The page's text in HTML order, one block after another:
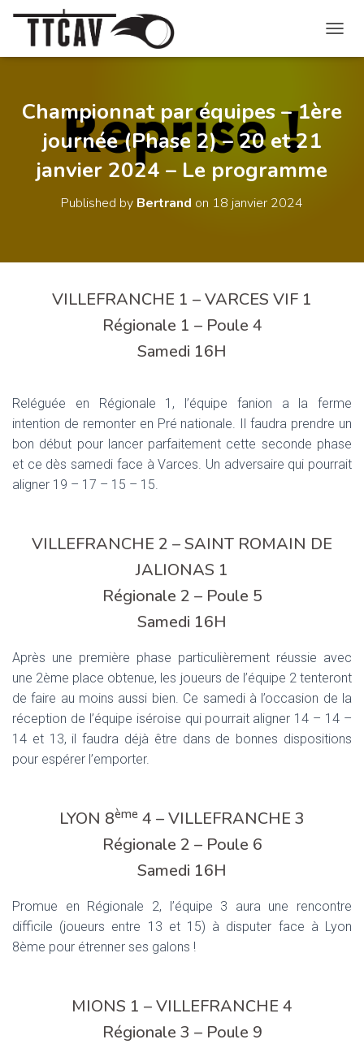
U
R
N
Championnat par équipes – 1ère
journée (Phase 2) – 20 et 21
janvier 2024 – Le programme
Published by Bertrand on 18 janvier 2024
VILLEFRANCHE 1 – VARCES VIF 1
Régionale 1 – Poule 4
Samedi 16H
Reléguée en Régionale 1, l’équipe fanion a la ferme
intention de remonter en Pré nationale. Il faudra prendre un
bon début pour lancer parfaitement cette seconde phase
et ce dès samedi face à Varces. Un adversaire qui pourrait
aligner 19 – 17 – 15 – 15.
VILLEFRANCHE 2 – SAINT ROMAIN DE
JALIONAS 1
Régionale 2 – Poule 5
Samedi 16H
Après une première phase particulièrement réussie avec
une 2ème place obtenue, les joueurs de l’équipe 2 tenteront
de faire au moins aussi bien. Ce samedi à l’occasion de la
réception de l’équipe iséroise qui pourrait aligner 14 – 14 –
14 et 13, il faudra déjà être dans de bonnes dispositions
pour espérer l’emporter.
LYON 8ème 4 – VILLEFRANCHE 3
Régionale 2 – Poule 6
Samedi 16H
Promue en Régionale 2, l’équipe 3 aura une rencontre
difficile (joueurs entre 13 et 15) à disputer face à Lyon
8ème pour étrenner ses galons !
MIONS 1 – VILLEFRANCHE 4
Régionale 3 – Poule 9